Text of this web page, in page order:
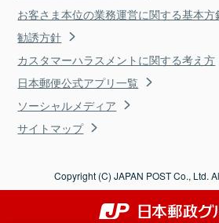
お客さま本位の業務運営に関する基本方
勧誘方針
カスタマーハラスメントに関する考え方
日本郵便公式アプリ一覧
ソーシャルメディア
サイトマップ
Copyright (C) JAPAN POST Co., Ltd.